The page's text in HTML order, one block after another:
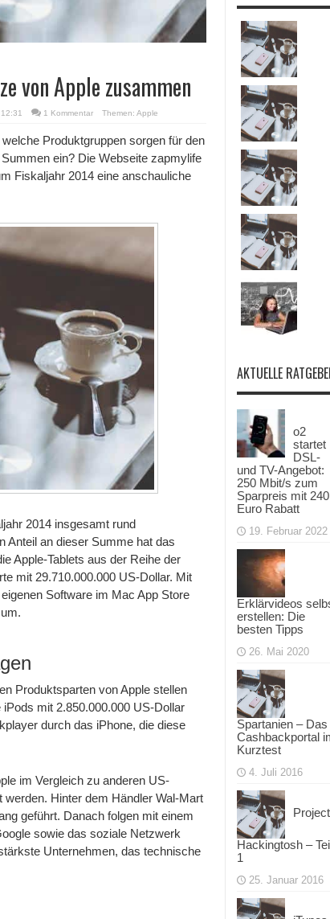
von Apple zusammen
1 Kommentar Themen: Apple
Produktgruppen sorgen für den
ein? Die Webseite zapmylife
Fiskaljahr 2014 eine anschauliche
2014 insgesamt rund
Anteil an dieser Summe hat das
Apple-Tablets aus der Reihe der
mit 29.710.000.000 US-Dollar. Mit
Software im Mac App Store
Produktsparten von Apple stellen
mit 2.850.000.000 US-Dollar
durch das iPhone, die diese
im Vergleich zu anderen US-
Hinter dem Händler Wal-Mart
geführt. Danach folgen mit einem
sowie das soziale Netzwerk
Unternehmen, das technische
AKTUELLE
o2
startet
DSL-
und TV-Angebot:
250 Mbit/s zum
Sparpreis mit 240
Euro Rabatt
19. Februar 2022
Erklärvideos
erstellen: Die
besten Tipps
26. Mai 2020
Spartanien – Das
Cashbackportal
Kurztest
4. Juli 2016
Project
Hackingtosh –
1
25. Januar 2016